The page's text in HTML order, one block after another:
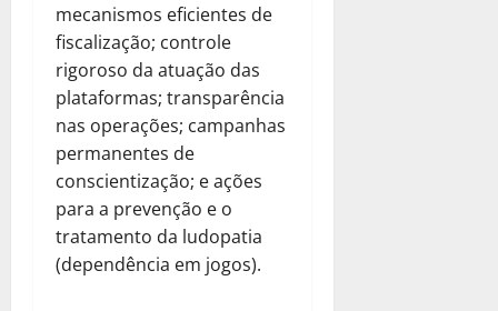
mecanismos eficientes de
fiscalização; controle
rigoroso da atuação das
plataformas; transparência
nas operações; campanhas
permanentes de
conscientização; e ações
para a prevenção e o
tratamento da ludopatia
(dependência em jogos).